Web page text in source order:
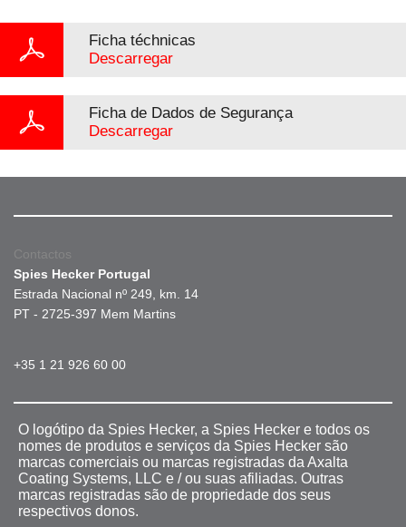
Ficha téchnicas
Descarregar
Ficha de Dados de Segurança
Descarregar
Contactos
Spies Hecker Portugal
Estrada Nacional nº 249, km. 14
PT - 2725-397 Mem Martins
+35 1 21 926 60 00
O logótipo da Spies Hecker, a Spies Hecker e todos os
nomes de produtos e serviços da Spies Hecker são
marcas comerciais ou marcas registradas da Axalta
Coating Systems, LLC e / ou suas afiliadas. Outras
marcas registradas são de propriedade dos seus
respectivos donos.